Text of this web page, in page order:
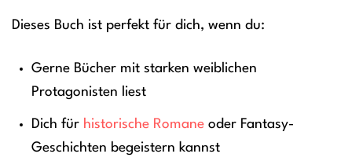
Dieses Buch ist perfekt für dich, wenn du:
Gerne Bücher mit starken weiblichen
Protagonisten liest
Dich für historische Romaneoder Fantasy-
Geschichten begeistern kannst